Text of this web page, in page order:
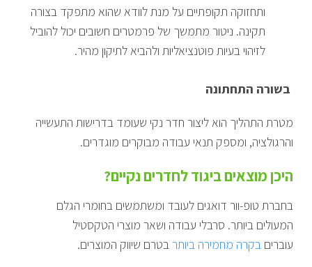
ותחזוקה תקופתיים על מנת לוודא שהוא מתפקד בצורה
תקינה. ניטור מתמשך של פרמטרים חשובים יכול להוביל
לזיהוי בעיות פוטנציאליות ולהביא לתיקון מהיר.
בשורה התחתונה
מטרת התהליך הוא ליצור חדר נקי שעומד בדרישות התעשייה
והרגולציה, ומספק תנאי עבודה מבוקרים מוגדרים.
היכן מוצאים ביגוד לחדרים נקיים?
בחברת טופ-וור דואגים לעובד ומשתמשים בחומרי הגלם
המעולים ביותר. סרבלי עבודה ושאר מוצרי הטקסטיל
עוברים בקרה מחמירה ביותרבטרם שיווק המוצרים.